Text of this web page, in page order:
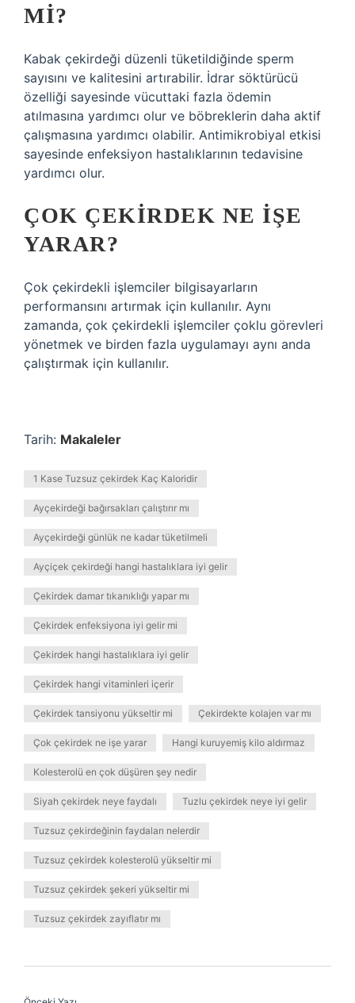
MI?
Kabak çekirdeği düzenli tüketildiğinde sperm
sayısını ve kalitesini artırabilir. İdrar söktürücü
özelliği sayesinde vücuttaki fazla ödemin
atılmasına yardımcı olur ve böbreklerin daha aktif
çalışmasına yardımcı olabilir. Antimikrobiyal etkisi
sayesinde enfeksiyon hastalıklarının tedavisine
yardımcı olur.
ÇOK ÇEKIRDEK NE IŞE
YARAR?
Çok çekirdekli işlemciler bilgisayarların
performansını artırmak için kullanılır. Aynı
zamanda, çok çekirdekli işlemciler çoklu görevleri
yönetmek ve birden fazla uygulamayı aynı anda
çalıştırmak için kullanılır.
Tarih: Makaleler
1 Kase Tuzsuz çekirdek Kaç Kaloridir
Ayçekirdeği bağırsakları çalıştırır mı
Ayçekirdeği günlük ne kadar tüketilmeli
Ayçiçek çekirdeği hangi hastalıklara iyi gelir
Çekirdek damar tıkanıklığı yapar mı
Çekirdek enfeksiyona iyi gelir mi
Çekirdek hangi hastalıklara iyi gelir
Çekirdek hangi vitaminleri içerir
Çekirdek tansiyonu yükseltir mi Çekirdekte kolajen var mı
Çok çekirdek ne işe yarar Hangi kuruyemiş kilo aldırmaz
Kolesterolü en çok düşüren şey nedir
Siyah çekirdek neye faydalı Tuzlu çekirdek neye iyi gelir
Tuzsuz çekirdeğinin faydaları nelerdir
Tuzsuz çekirdek kolesterolü yükseltir mi
Tuzsuz çekirdek şekeri yükseltir mi
Tuzsuz çekirdek zayıflatır mı